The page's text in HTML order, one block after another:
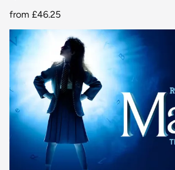
from £46.25